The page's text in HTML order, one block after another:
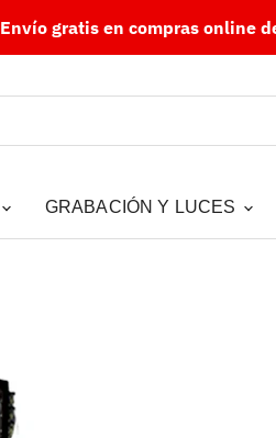
Envío gratis en compras online
GRABACIÓN Y LUCES